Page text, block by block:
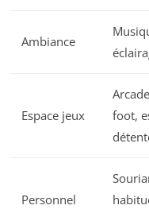
Ambiance
Espace jeux
foot,
Personnel